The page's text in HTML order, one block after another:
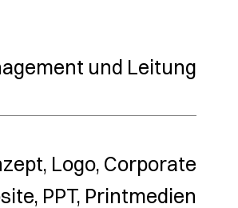
und Leitung
Logo, Corporate
PPT, Printmedien